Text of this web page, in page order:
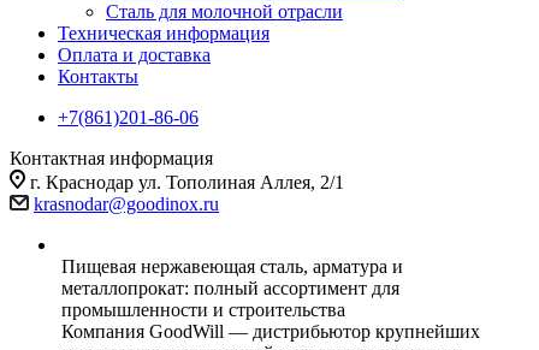
Сталь для молочной отрасли
Техническая информация
Оплата и доставка
Контакты
+7(861)201-86-06
Контактная информация
г. Краснодар ул. Тополиная Аллея, 2/1
krasnodar@goodinox.ru
Пищевая нержавеющая сталь, арматура и
металлопрокат: полный ассортимент для
промышленности и строительства
Компания GoodWill — дистрибьютор крупнейших